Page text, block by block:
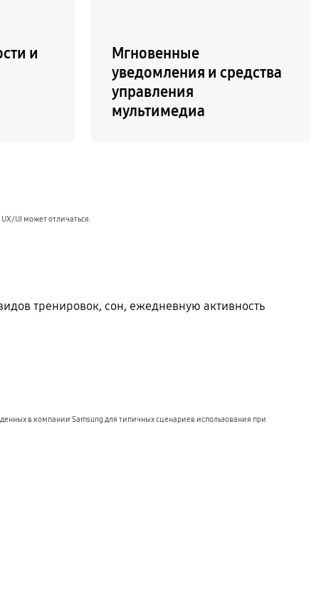
и
Мгновенные
уведомления и средства
управления
мультимедиа
UI может отличаться.
тренировок, сон, ежедневную активность
в компании Samsung для типичных сценариев использования при